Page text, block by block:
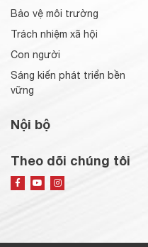
Bảo vệ môi trường
Trách nhiệm xã hội
Con người
Sáng kiến phát triển bền
vững
Nội bộ
Theo dõi chúng tôi